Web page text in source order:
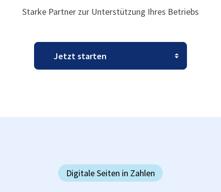
Starke Partner zur Unterstützung Ihres Betriebs
Digitale Seiten in Zahlen